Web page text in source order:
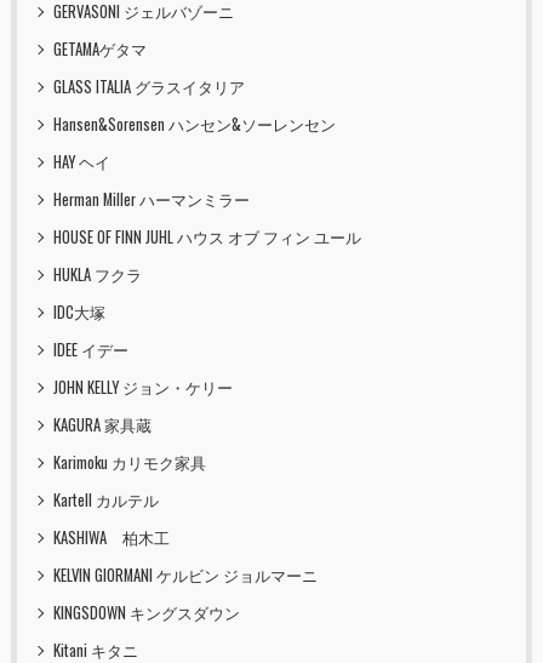
GERVASONI ジェルバゾーニ
GETAMAゲタマ
GLASS ITALIA グラスイタリア
Hansen&Sorensen ハンセン&ソーレンセン
HAY ヘイ
Herman Miller ハーマンミラー
HOUSE OF FINN JUHL ハウス オブ フィン ユール
HUKLA フクラ
IDC大塚
IDEE イデー
JOHN KELLY ジョン・ケリー
KAGURA 家具蔵
Karimoku カリモク家具
Kartell カルテル
KASHIWA 柏木工
KELVIN GIORMANI ケルビン ジョルマーニ
KINGSDOWN キングスダウン
Kitani キタニ